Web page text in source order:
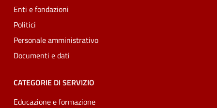
Enti e fondazioni
Politici
Personale amministrativo
Documenti e dati
CATEGORIE DI SERVIZIO
Educazione e formazione